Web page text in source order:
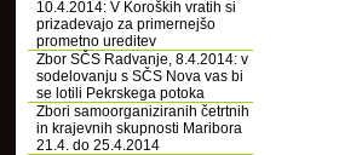
10.4.2014: V Koroških vratih si
prizadevajo za primernejšo
prometno ureditev
Zbor SČS Radvanje, 8.4.2014: v
sodelovanju s SČS Nova vas bi
se lotili Pekrskega potoka
Zbori samoorganiziranih četrtnih
in krajevnih skupnosti Maribora
21.4. do 25.4.2014